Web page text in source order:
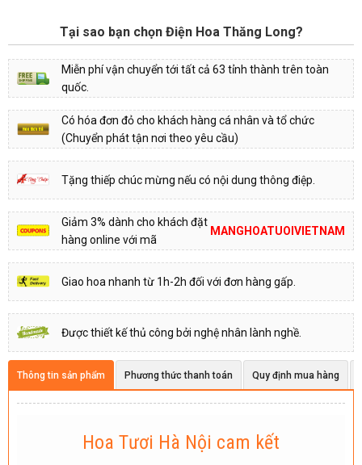
Tại sao bạn chọn Điện Hoa Thăng Long?
Miễn phí vận chuyển tới tất cả 63 tỉnh thành trên toàn
quốc.
Có hóa đơn đỏ cho khách hàng cá nhân và tổ chức
(Chuyển phát tận nơi theo yêu cầu)
Tặng thiếp chúc mừng nếu có nội dung thông điệp.
Giảm 3% dành cho khách đặt
hàng online với mã
MANGHOATUOIVIETNAM
Giao hoa nhanh từ 1h-2h đối với đơn hàng gấp.
Được thiết kế thủ công bởi nghệ nhân lành nghề.
Thông tin sản phẩm Phương thức thanh toán Quy định mua hàng
Hoa Tươi Hà Nội cam kết